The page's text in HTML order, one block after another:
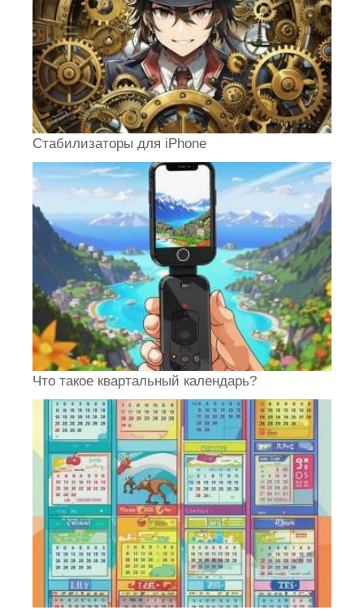
Стабилизаторы для iPhone
Что такое квартальный календарь?